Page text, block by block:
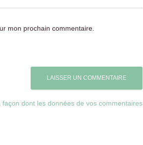
mon prochain commentaire.
façon dont les données de vos commentaires